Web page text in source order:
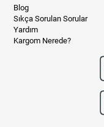
Blog
Sıkça Sorulan Sorular
Yardım
Kargom Nerede?